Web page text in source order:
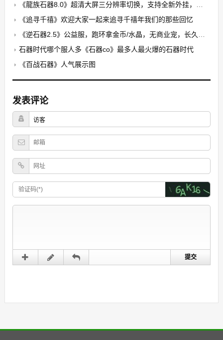
《龍族石器8.0》超清大屏三分辨率切换，支持全新外挂，无卡顿，无花屏，限7开
《追寻千禧》欢迎大家一起来追寻千禧年我们的那些回忆
《逆石器2.5》公益服，跑环拿金币/水晶，无商业宠，长久稳定
石器时代哪个服人多《石器co》最多人最火爆的石器时代
《百战石器》人气展示图
发表评论